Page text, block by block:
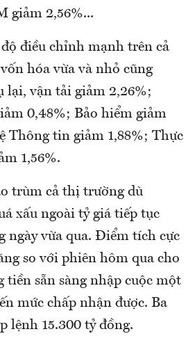
giảm 2,56%...
điều chỉnh mạnh trên cả
hóa vừa và nhỏ cũng
lại, vận tải giảm 2,26%;
0,48%; Bảo hiểm giảm
Thông tin giảm 1,88%; Thực
1,56%.
trùm cả thị trường dù
xấu ngoài tỷ giá tiếp tục
ngày vừa qua. Điểm tích cực
so với phiên hôm qua cho
tiền sẵn sàng nhập cuộc một
mức chấp nhận được. Ba
lệnh 15.300 tỷ đồng.